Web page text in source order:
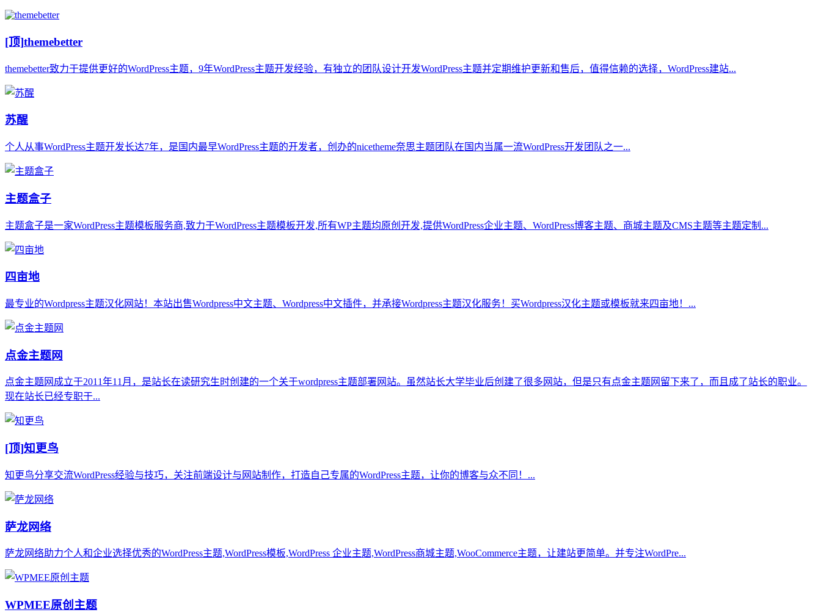
[顶]themebetter
themebetter致力于提供更好的WordPress主题，9年WordPress主题开发经验，有独立的团队设计开发WordPress主题并定期维护更新和售后，值得信赖的选择，WordPress建站...
苏醒
个人从事WordPress主题开发长达7年，是国内最早WordPress主题的开发者，创办的nicetheme奈思主题团队在国内当属一流WordPress开发团队之一...
主题盒子
主题盒子是一家WordPress主题模板服务商,致力于WordPress主题模板开发,所有WP主题均原创开发,提供WordPress企业主题、WordPress博客主题、商城主题及CMS主题等主题定制...
四亩地
最专业的Wordpress主题汉化网站！本站出售Wordpress中文主题、Wordpress中文插件，并承接Wordpress主题汉化服务！买Wordpress汉化主题或模板就来四亩地！...
点金主题网
点金主题网成立于2011年11月，是站长在读研究生时创建的一个关于wordpress主题部署网站。虽然站长大学毕业后创建了很多网站，但是只有点金主题网留下来了，而且成了站长的职业。
现在站长已经专职于...
[顶]知更鸟
知更鸟分享交流WordPress经验与技巧，关注前端设计与网站制作，打造自己专属的WordPress主题，让你的博客与众不同！...
萨龙网络
萨龙网络助力个人和企业选择优秀的WordPress主题,WordPress模板,WordPress 企业主题,WordPress商城主题,WooCommerce主题，让建站更简单。并专注WordPre...
WPMEE原创主题